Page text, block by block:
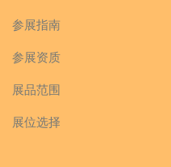
参展指南
参展资质
展品范围
展位选择